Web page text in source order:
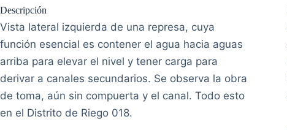
Descripción
Vista lateral izquierda de una represa, cuya
función esencial es contener el agua hacia aguas
arriba para elevar el nivel y tener carga para
derivar a canales secundarios. Se observa la obra
de toma, aún sin compuerta y el canal. Todo esto
en el Distrito de Riego 018.